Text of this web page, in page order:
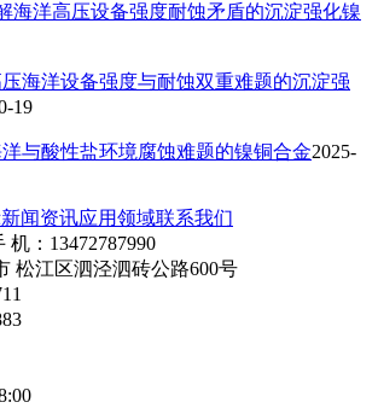
海洋高压设备强度耐蚀矛盾的沉淀强化镍
海洋设备强度与耐蚀双重难题的沉淀强
19
与酸性盐环境腐蚀难题的镍铜合金2025-
新闻资讯应用领域联系我们
：13472787990
松江区泗泾泗砖公路600号